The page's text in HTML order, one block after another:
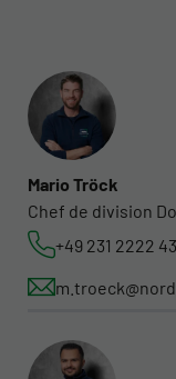
Mario Tröck
Chef de division
+49 231 2222